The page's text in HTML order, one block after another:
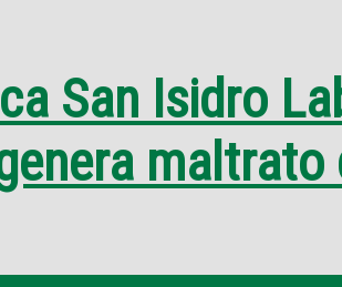
San Isidro
maltrato